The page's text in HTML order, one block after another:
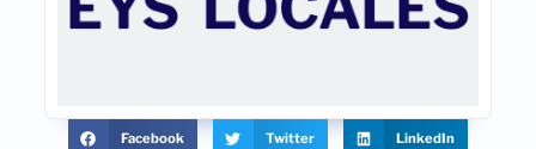
Facebook Twitter LinkedIn